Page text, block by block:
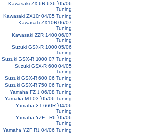
Kawasaki ZX-6R 636 ´05/06
Tuning
Kawasaki ZX10r 04/05 Tuning
Kawasaki ZX10R 06/07
Tuning
Kawasaki ZZR 1400 06/07
Tuning
Suzuki GSX-R 1000 05/06
Tuning
Suzuki GSX-R 1000 07 Tuning
Suzuki GSX-R 600 04/05
Tuning
Suzuki GSX-R 600 06 Tuning
Suzuki GSX-R 750 06 Tuning
Yamaha FZ 1 06/08 Tuning
Yamaha MT-03 ´05/06 Tuning
Yamaha XT 660R ´04/06
Tuning
Yamaha YZF - R6 ´05/06
Tuning
Yamaha YZF R1 04/06 Tuning